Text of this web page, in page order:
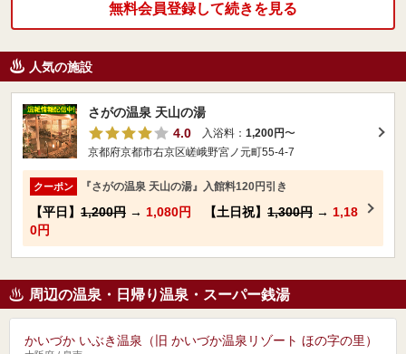
無料会員登録して続きを見る
人気の施設
さがの温泉 天山の湯
4.0
入浴料： 1,200円〜
京都府京都市右京区嵯峨野宮ノ元町55-4-7
クーポン 『さがの温泉 天山の湯』入館料120円引き
【平日】 1,200円 → 1,080円 【土日祝】 1,300円 → 1,18
0円
周辺の温泉・日帰り温泉・スーパー銭湯
かいづか いぶき温泉（旧 かいづか温泉リゾート ほの字の里）